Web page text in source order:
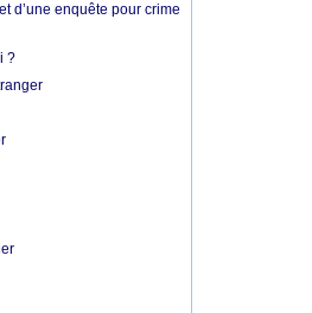
d’une enquête pour crime
?